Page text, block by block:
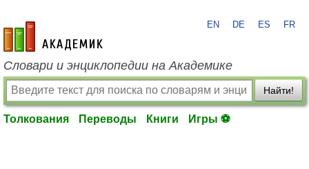
academic.ru
EN DE ES FR
Словари и энциклопедии на Академике
Найти!
Толкования Переводы Книги Игры ⚽